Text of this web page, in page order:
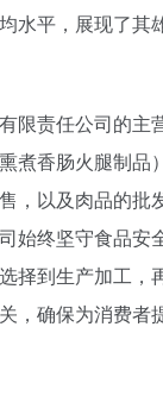
水平，展现了其
限责任公司的主
煮香肠火腿制
，以及肉品的批
始终坚守食品安
择到生产加工，
，确保为消费者